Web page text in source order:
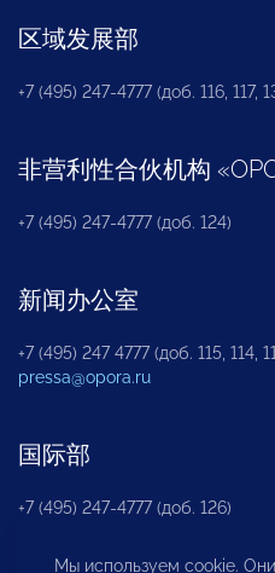
区域发展部
+7 (495) 247-4777 (доб. 116, 117,
非营利性合伙机构 «
+7 (495) 247-4777 (доб. 124)
新闻办公室
+7 (495) 247 4777 (доб. 115, 114,
pressa@opora.ru
国际部
+7 (495) 247-4777 (доб. 126)
Мы используем cookie.